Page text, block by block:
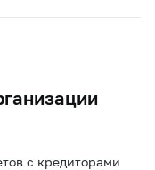
с кредиторами